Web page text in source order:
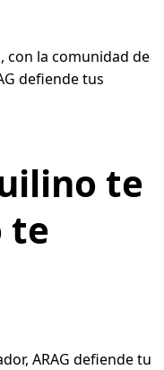
con la comunidad de
defiende tus
te
te
ARAG defiende tu